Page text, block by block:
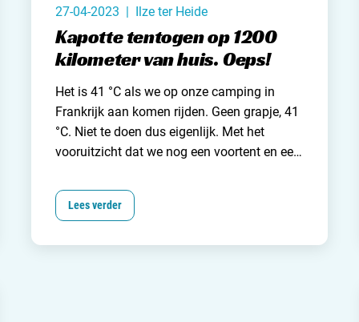
27-04-2023 | Ilze ter Heide
Kapotte tentogen op 1200
kilometer van huis. Oeps!
Het is 41 °C als we op onze camping in
Frankrijk aan komen rijden. Geen grapje, 41
°C. Niet te doen dus eigenlijk. Met het
vooruitzicht dat we nog een voortent en een
autopechnog vers in het geheugen, voel ik
me een beetje dol in mijn hoofd. Gelukkig
Lees verder